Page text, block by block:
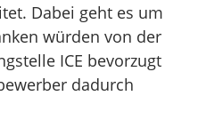
Dabei geht es um
würden von der
ICE bevorzugt
dadurch